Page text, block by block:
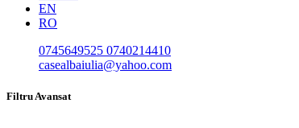
EN
RO
0745649525 0740214410
casealbaiulia@yahoo.com
Filtru Avansat